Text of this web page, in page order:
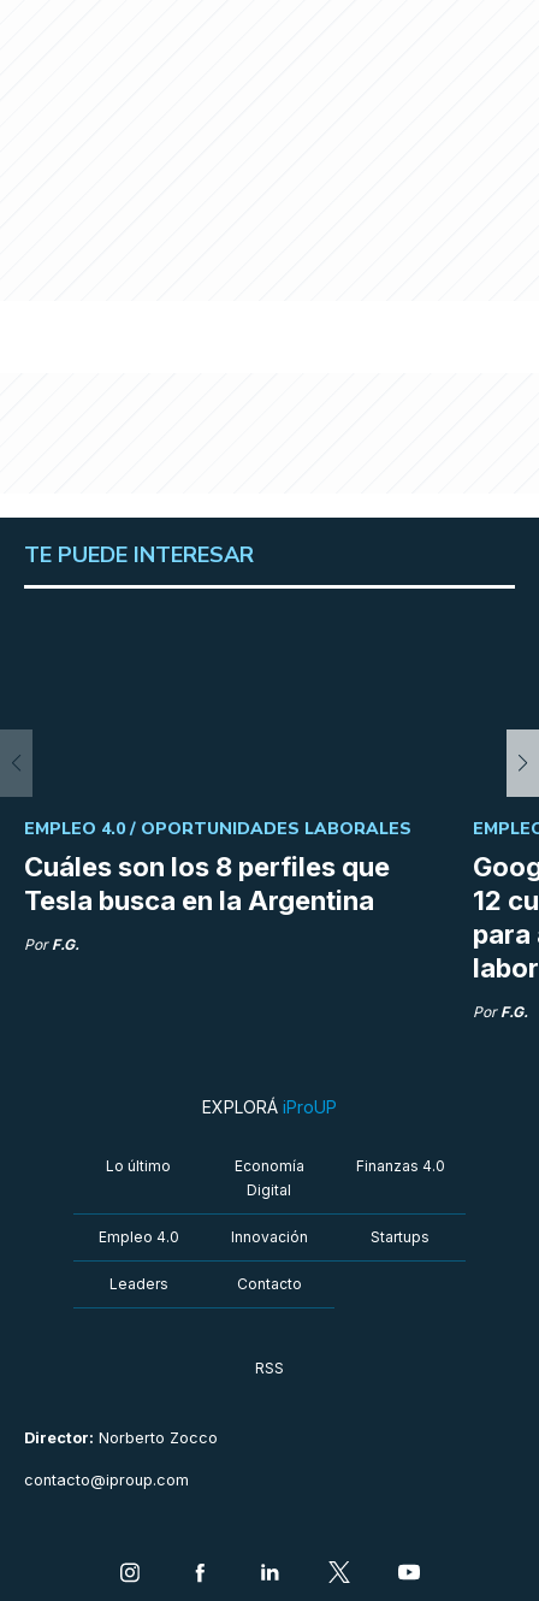
TE PUEDE INTERESAR
Cuáles son los 8 perfiles que
Tesla busca en la Argentina
EMPLEO 4.0 / OPORTUNIDADES LABORALES
Por F.G.
12
para
Por F.G.
Director: Norberto Zocco
contacto@iproup.com
EXPLORÁ iProUP
Lo último
Economía
Digital
Finanzas 4.0
Empleo 4.0 Innovación Startups
Leaders Contacto
RSS